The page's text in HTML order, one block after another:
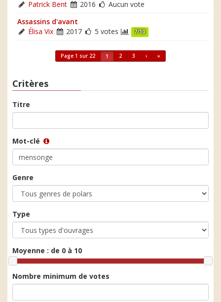
Patrick Bent
2016
Aucun vote
Assassins d'avant
Élisa Vix
2017 5 votes 7/10
Page 1 sur 22 1 2 3 › »
Critères
Titre
Mot-clé
Genre
Type
Moyenne : de 0 à 10
Nombre minimum de votes